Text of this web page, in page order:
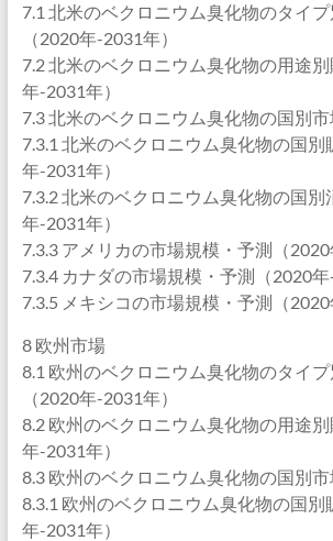
7.1 北米のベクロニウム臭化物のタイ
（2020年-2031年）
7.2 北米のベクロニウム臭化物の用途
年-2031年）
7.3 北米のベクロニウム臭化物の国別
7.3.1 北米のベクロニウム臭化物の国
年-2031年）
7.3.2 北米のベクロニウム臭化物の国別
年-2031年）
7.3.3 アメリカの市場規模・予測（2020
7.3.4 カナダの市場規模・予測（2020年
7.3.5 メキシコの市場規模・予測（2020
8 欧州市場
8.1 欧州のベクロニウム臭化物のタイ
（2020年-2031年）
8.2 欧州のベクロニウム臭化物の用途
年-2031年）
8.3 欧州のベクロニウム臭化物の国別
8.3.1 欧州のベクロニウム臭化物の国別
年-2031年）